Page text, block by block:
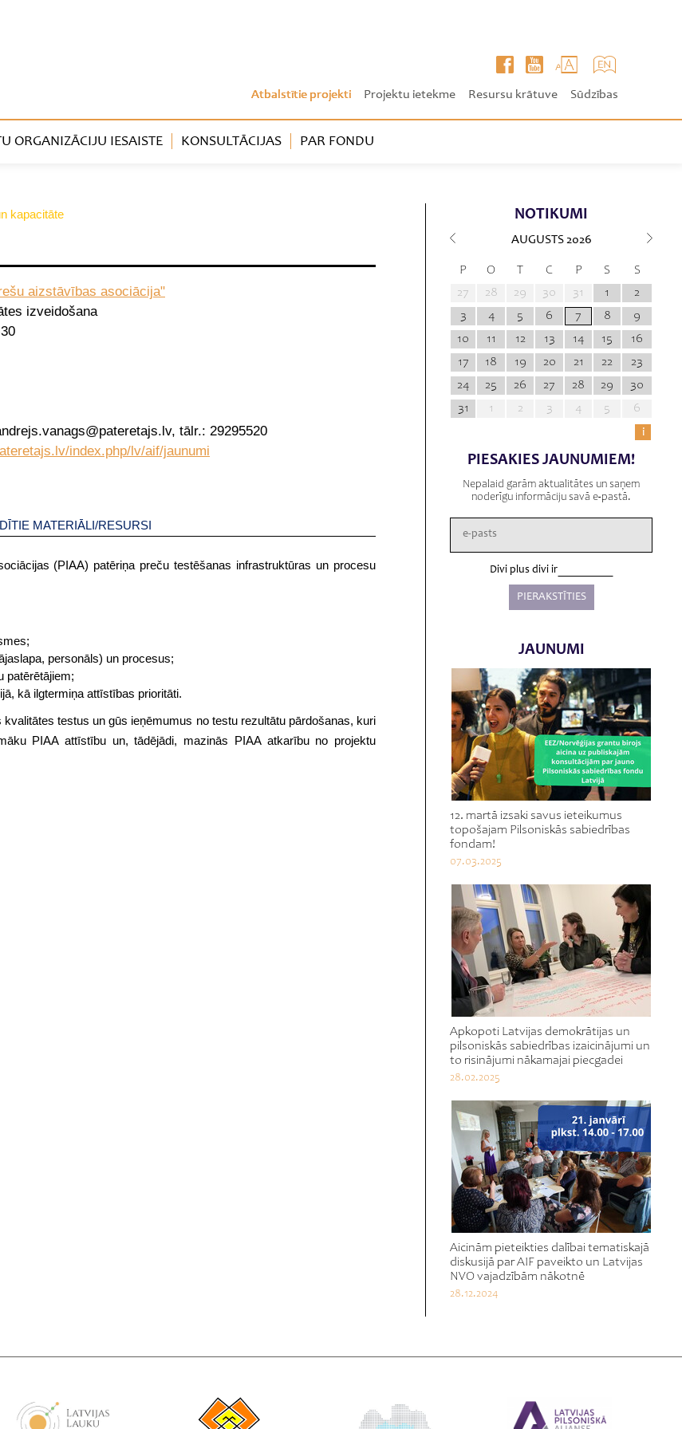
Atbalstītie projekti Projektu ietekme Resursu krātuve Sūdzības
ORGANIZĀCIJU IESAISTE KONSULTĀCIJAS PAR FONDU
kapacitāte
aizstāvības asociācija"
izveidošana
tālr.: 29295520
index.php/lv/aif/jaunumi
MATERIĀLI/RESURSI
(PIAA) patēriņa preču testēšanas infrastruktūras un procesu
personāls) un procesus;
patērētājiem;
kā ilgtermiņa attīstības prioritāti.
testus un gūs ieņēmumus no testu rezultātu pārdošanas, kuri
PIAA attīstību un, tādējādi, mazinās PIAA atkarību no projektu
NOTIKUMI
AUGUSTS 2026
P O T C P S
S
27
28 29 30 31 1
2
3
4 5 6 7 8
9
10
11 12 13 14 15
16
17
18 19 20 21 22
23
24
25 26 27 28 29
30
31
1 2 3 4 5
6
i
PIESAKIES JAUNUMIEM!
Nepalaid garām aktualitātes un saņem
noderīgu informāciju savā e-pastā.
Divi plus divi ir
JAUNUMI
12. martā izsaki savus ieteikumus
topošajam Pilsoniskās sabiedrības
fondam!
07.03.2025
Apkopoti Latvijas demokrātijas un
pilsoniskās sabiedrības izaicinājumi un
to risinājumi nākamajai piecgadei
28.02.2025
Aicinām pieteikties dalībai tematiskajā
diskusijā par AIF paveikto un Latvijas
NVO vajadzībām nākotnē
28.12.2024